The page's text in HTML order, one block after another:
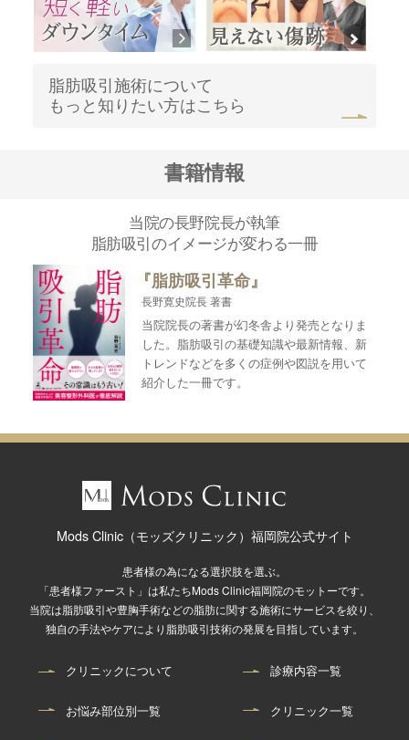
脂肪吸引施術について
もっと知りたい方はこちら
書籍情報
当院の長野院長が執筆
脂肪吸引のイメージが変わる一冊
『脂肪吸引革命』
長野寛史院長 著書
当院院長の著書が幻冬舎より発売となりま
した。脂肪吸引の基礎知識や最新情報、新
トレンドなどを多くの症例や図説を用いて
紹介した一冊です。
Mods Clinic（モッズクリニック）福岡院公式サイト
患者様の為になる選択肢を選ぶ。
「患者様ファースト」は私たちMods Clinic福岡院のモットーです。
当院は脂肪吸引や豊胸手術などの脂肪に関する施術にサービスを絞り、
独自の手法やケアにより脂肪吸引技術の発展を目指しています。
クリニックについて 診療内容一覧
お悩み部位別一覧 クリニック一覧